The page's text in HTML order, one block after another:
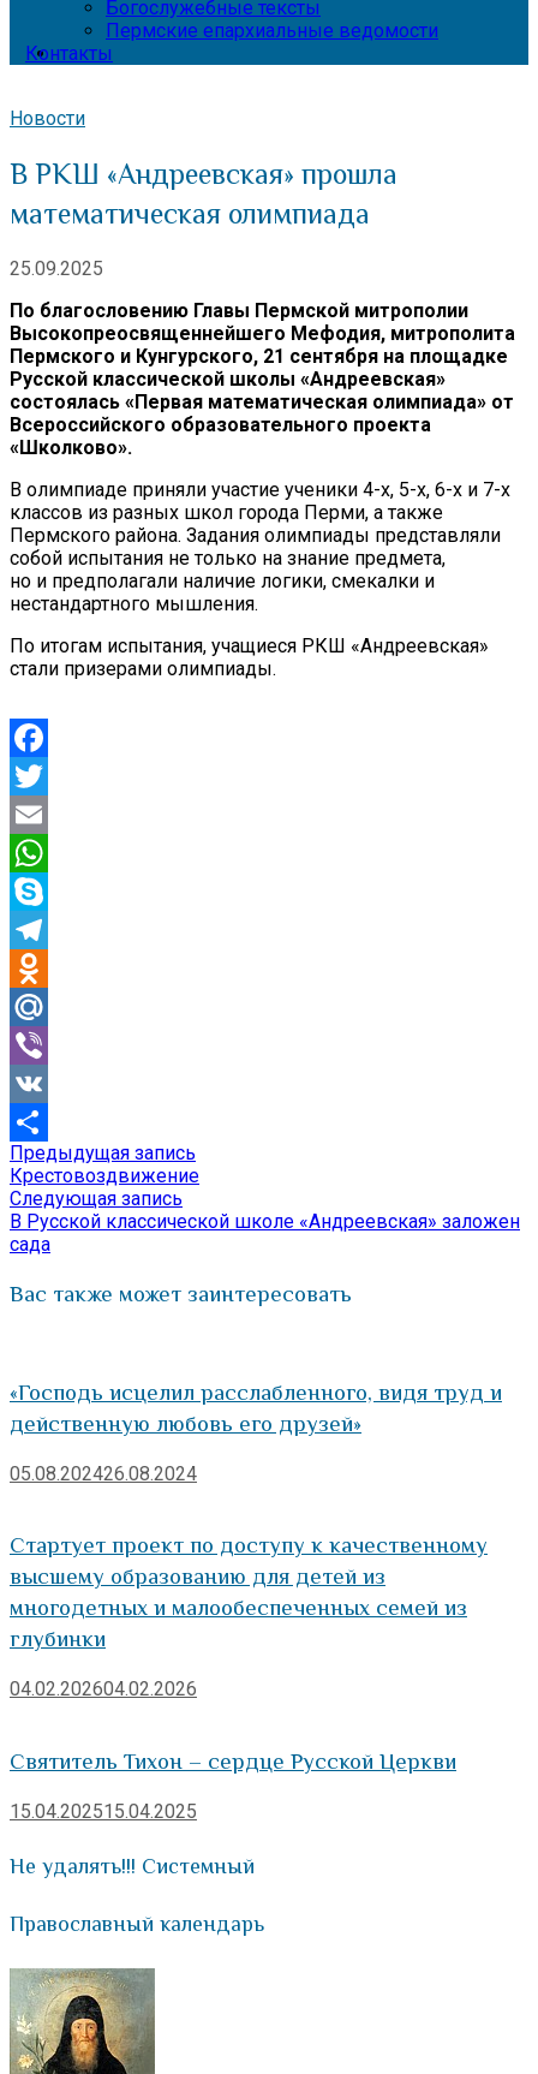
Богослужебные тексты
Пермские епархиальные ведомости
Контакты
Новости
В РКШ «Андреевская» прошла
математическая олимпиада
25.09.2025
По благословению Главы Пермской митрополии
Высокопреосвященнейшего Мефодия, митрополита
Пермского и Кунгурского, 21 сентября на площадке
Русской классической школы «Андреевская»
состоялась «Первая математическая олимпиада» от
Всероссийского образовательного проекта
«Школково».
В олимпиаде приняли участие ученики 4-х, 5-х, 6-х и 7-х
классов из разных школ города Перми, а также
Пермского района. Задания олимпиады представляли
собой испытания не только на знание предмета,
но и предполагали наличие логики, смекалки и
нестандартного мышления.
По итогам испытания, учащиеся РКШ «Андреевская»
стали призерами олимпиады.
Facebook
Twitter
Email
WhatsApp
Skype
Telegram
Odnoklassniki
Mail.Ru
Viber
VK
Отправить
Навигация
по
записям
Предыдущая запись
запись:
Крестовоздвижение
Следующая запись
запись:
В Русской классической школе «Андреевская» заложен
сада
Вас также может заинтересовать
«Господь исцелил расслабленного, видя труд и
действенную любовь его друзей»
05.08.202426.08.2024
Стартует проект по доступу к качественному
высшему образованию для детей из
многодетных и малообеспеченных семей из
глубинки
04.02.202604.02.2026
Святитель Тихон – сердце Русской Церкви
15.04.202515.04.2025
Не удалять!!! Системный
Православный календарь